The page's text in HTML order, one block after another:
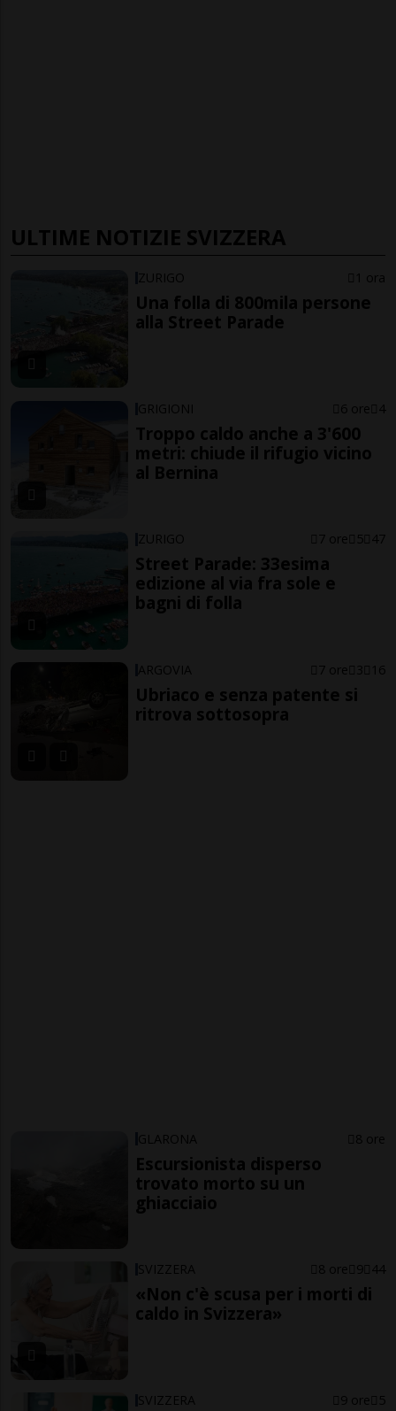
ULTIME NOTIZIE SVIZZERA
ZURIGO 1 ora
Una folla di 800mila persone
alla Street Parade
GRIGIONI 6 ore 4
Troppo caldo anche a 3'600
metri: chiude il rifugio vicino
al Bernina
ZURIGO 7 ore 5 47
Street Parade: 33esima
edizione al via fra sole e
bagni di folla
ARGOVIA 7 ore 3 16
Ubriaco e senza patente si
ritrova sottosopra
GLARONA 8 ore
Escursionista disperso
trovato morto su un
ghiacciaio
SVIZZERA 8 ore 9 44
«Non c'è scusa per i morti di
caldo in Svizzera»
SVIZZERA 9 ore 5